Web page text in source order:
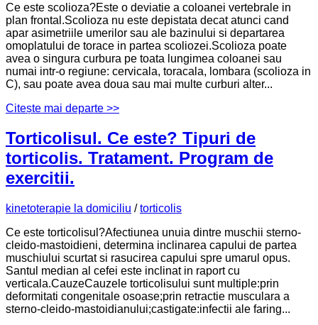
Ce este scolioza?Este o deviatie a coloanei vertebrale in
plan frontal.Scolioza nu este depistata decat atunci cand
apar asimetriile umerilor sau ale bazinului si departarea
omoplatului de torace in partea scoliozei.Scolioza poate
avea o singura curbura pe toata lungimea coloanei sau
numai intr-o regiune: cervicala, toracala, lombara (scolioza in
C), sau poate avea doua sau mai multe curburi alter...
Citește mai departe >>
Torticolisul. Ce este? Tipuri de
torticolis. Tratament. Program de
exercitii.
kinetoterapie la domiciliu /torticolis
Ce este torticolisul?Afectiunea unuia dintre muschii sterno-
cleido-mastoidieni, determina inclinarea capului de partea
muschiului scurtat si rasucirea capului spre umarul opus.
Santul median al cefei este inclinat in raport cu
verticala.CauzeCauzele torticolisului sunt multiple:prin
deformitati congenitale osoase;prin retractie musculara a
sterno-cleido-mastoidianului;castigate:infectii ale faring...